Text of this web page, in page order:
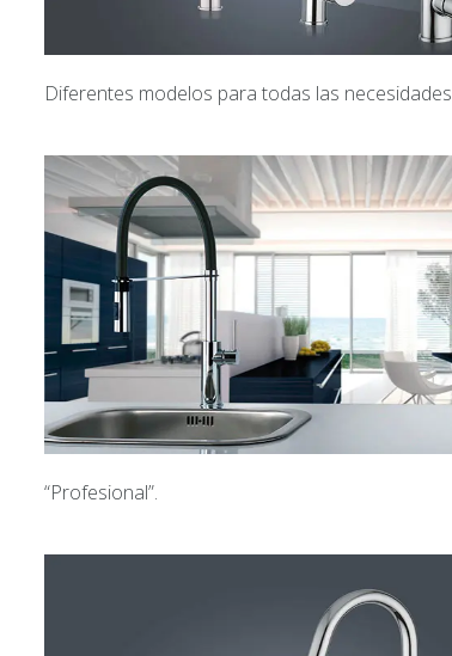
Diferentes modelos para todas las necesidades
“Profesional”.